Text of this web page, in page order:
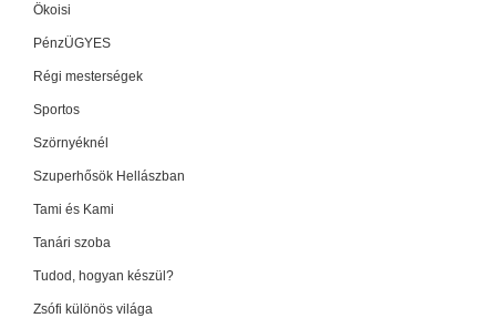
Ökoisi
PénzÜGYES
Régi mesterségek
Sportos
Szörnyéknél
Szuperhősök Hellászban
Tami és Kami
Tanári szoba
Tudod, hogyan készül?
Zsófi különös világa